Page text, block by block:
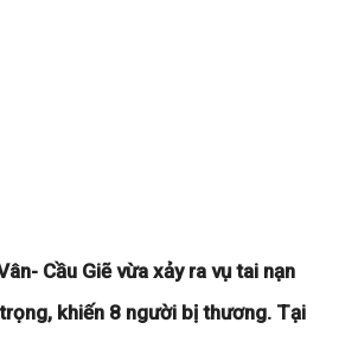
Cầu Giẽ vừa xảy ra vụ tai nạn
khiến 8 người bị thương. Tại